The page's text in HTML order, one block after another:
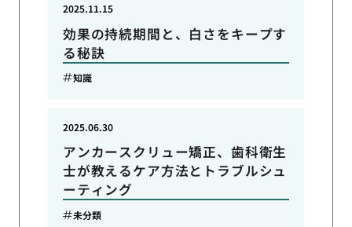
効果の持続期間と、白さをキープす
る秘訣
2025.11.15
知識
アンカースクリュー矯正、歯科衛生
士が教えるケア方法とトラブルシュ
ーティング
2025.06.30
未分類